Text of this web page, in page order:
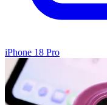
iPhone 18 Pro